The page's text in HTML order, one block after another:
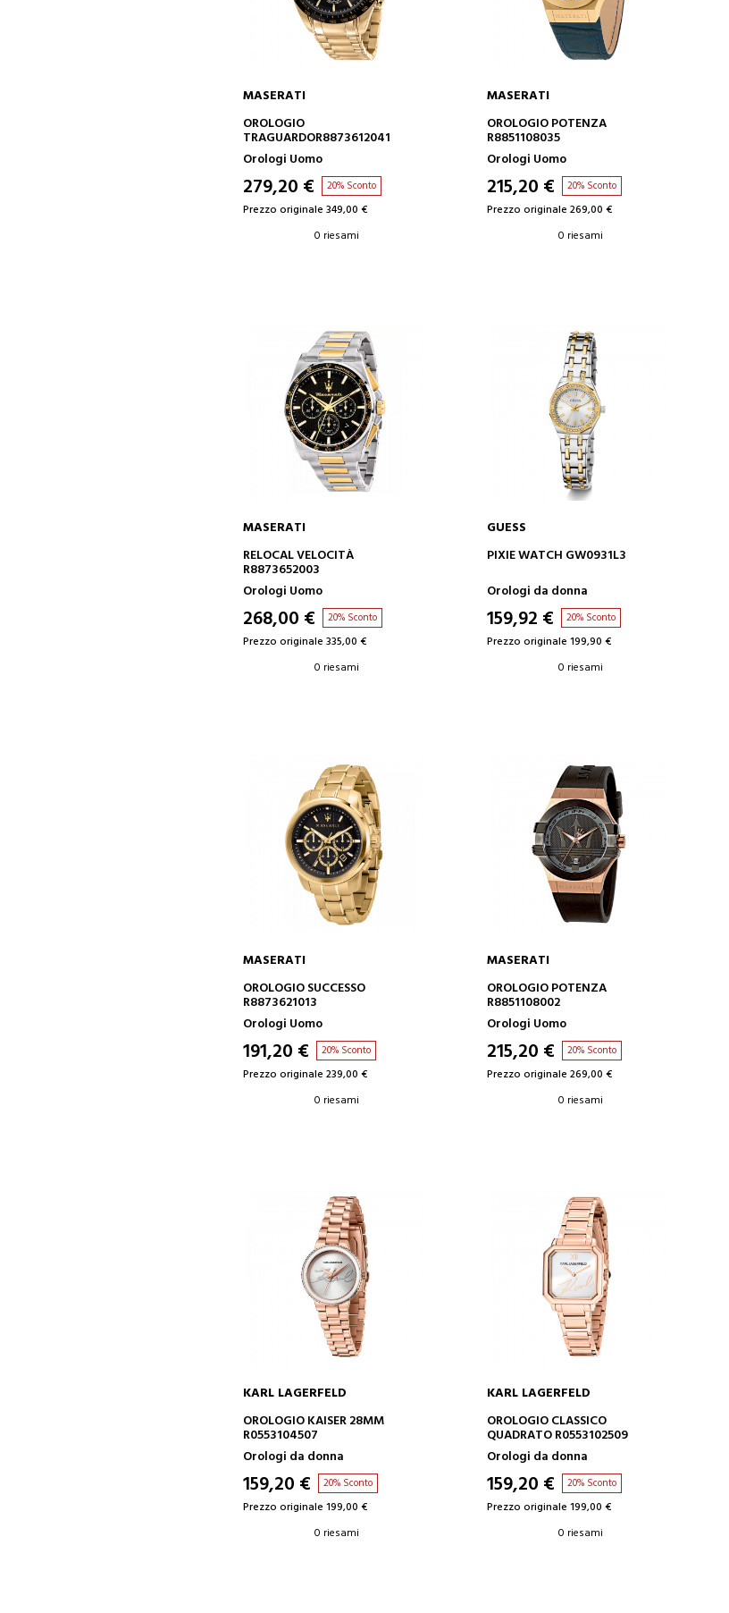
AGGIUNGI AL CARRELLO
MASERATI
OROLOGIO
TRAGUARDOR8873612041
Orologi Uomo
279,20 € 20% Sconto
Prezzo originale 349,00 €
0 riesami
AGGIUNGI AL CARRELLO
MASERATI
OROLOGIO POTENZA
R8851108035
Orologi Uomo
215,20 € 20% Sconto
Prezzo originale 269,00 €
0 riesami
AGGIUNGI AL CARRELLO
MASERATI
RELOCAL VELOCITÀ
R8873652003
Orologi Uomo
268,00 € 20% Sconto
Prezzo originale 335,00 €
0 riesami
AGGIUNGI AL CARRELLO
GUESS
PIXIE WATCH GW0931L3
Orologi da donna
159,92 € 20% Sconto
Prezzo originale 199,90 €
0 riesami
AGGIUNGI AL CARRELLO
MASERATI
OROLOGIO SUCCESSO
R8873621013
Orologi Uomo
191,20 € 20% Sconto
Prezzo originale 239,00 €
0 riesami
AGGIUNGI AL CARRELLO
MASERATI
OROLOGIO POTENZA
R8851108002
Orologi Uomo
215,20 € 20% Sconto
Prezzo originale 269,00 €
0 riesami
AGGIUNGI AL CARRELLO
KARL LAGERFELD
OROLOGIO KAISER 28MM
R0553104507
Orologi da donna
159,20 € 20% Sconto
Prezzo originale 199,00 €
0 riesami
AGGIUNGI AL CARRELLO
KARL LAGERFELD
OROLOGIO CLASSICO
QUADRATO R0553102509
Orologi da donna
159,20 € 20% Sconto
Prezzo originale 199,00 €
0 riesami